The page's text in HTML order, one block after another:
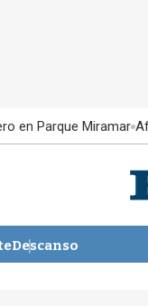
en Parque Miramar
Descanso